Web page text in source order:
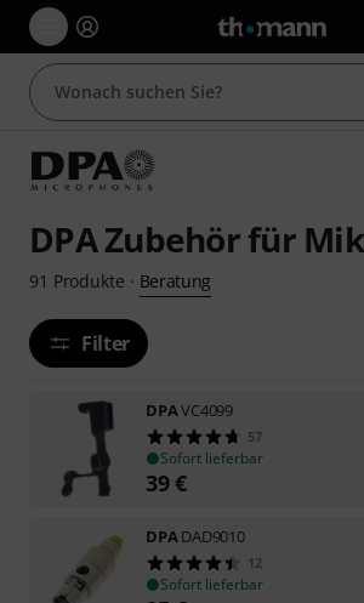
DPA Zubehör für
91 Produkte · Beratung
Filter
DPAVC4099
57
Sofort lieferbar
39€
DPADAD9010
12
Sofort lieferbar